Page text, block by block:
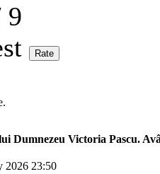
9
Dumnezeu Victoria Pascu.
2026 23:50